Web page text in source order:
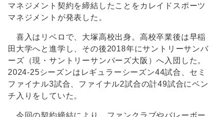
マネジメント契約を締結したことをカレイドスポーツ
マネジメントが発表した。
喜入はリベロで、大塚高校出身。高校卒業後は早稲
田大学へと進学し、その後2018年にサントリーサンバ
ーズ（現・サントリーサンバーズ大阪）へ入団した。
2024-25シーズンはレギュラーシーズン44試合、セミ
ファイナル3試合、ファイナル2試合の計49試合にベン
チ入りをしていた。